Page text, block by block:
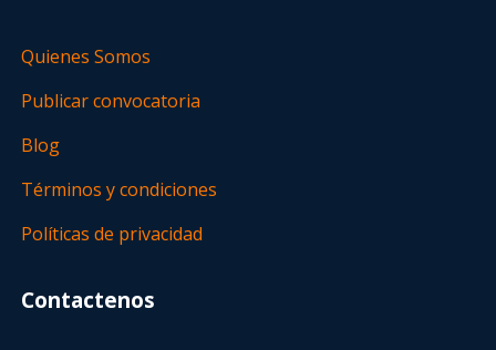
Quienes Somos
Publicar convocatoria
Blog
Términos y condiciones
Políticas de privacidad
Contactenos